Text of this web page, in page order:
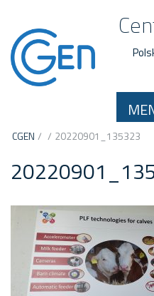
CGEN / / 20220901_135323